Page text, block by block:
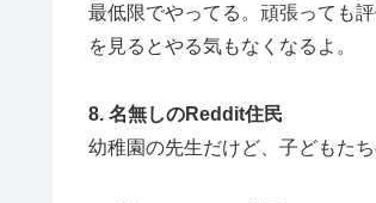
最低限でやってる。頑張っても
を見るとやる気もなくなるよ。
8. 名無しのReddit住民
幼稚園の先生だけど、子どもた